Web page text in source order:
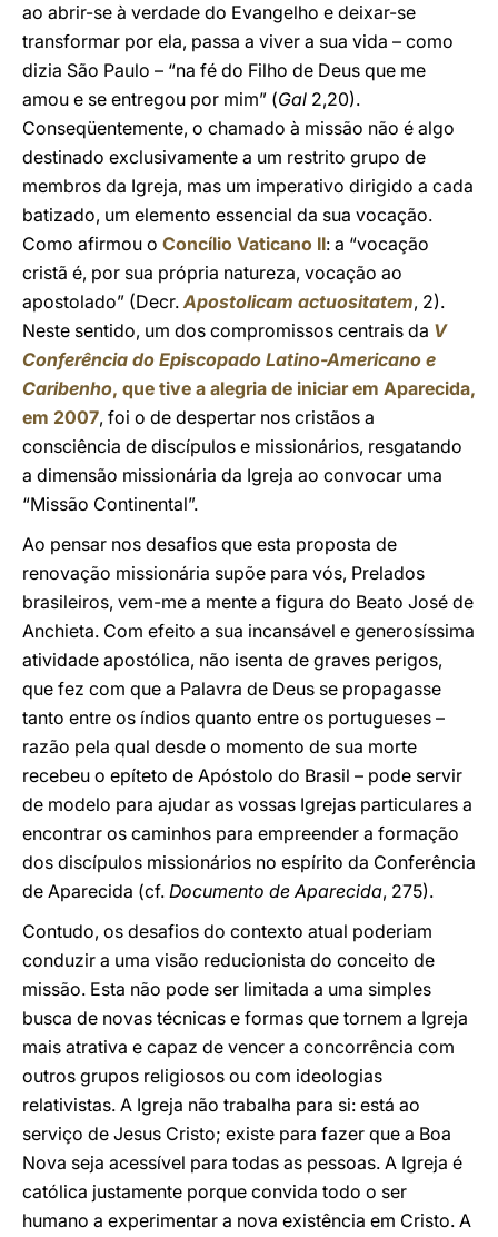
ao abrir-se à verdade do Evangelho e deixar-se
transformar por ela, passa a viver a sua vida – como
dizia São Paulo – “na fé do Filho de Deus que me
amou e se entregou por mim” (Gal 2,20).
Conseqüentemente, o chamado à missão não é algo
destinado exclusivamente a um restrito grupo de
membros da Igreja, mas um imperativo dirigido a cada
batizado, um elemento essencial da sua vocação.
Como afirmou o Concílio Vaticano II: a “vocação
cristã é, por sua própria natureza, vocação ao
apostolado” (Decr.Apostolicam actuositatem, 2).
Neste sentido, um dos compromissos centrais da V
Conferência do Episcopado Latino-Americano e
Caribenho, que tive a alegria de iniciar em Aparecida,
em 2007, foi o de despertar nos cristãos a
consciência de discípulos e missionários, resgatando
a dimensão missionária da Igreja ao convocar uma
“Missão Continental”.
Ao pensar nos desafios que esta proposta de
renovação missionária supõe para vós, Prelados
brasileiros, vem-me a mente a figura do Beato José de
Anchieta. Com efeito a sua incansável e generosíssima
atividade apostólica, não isenta de graves perigos,
que fez com que a Palavra de Deus se propagasse
tanto entre os índios quanto entre os portugueses –
razão pela qual desde o momento de sua morte
recebeu o epíteto de Apóstolo do Brasil – pode servir
de modelo para ajudar as vossas Igrejas particulares a
encontrar os caminhos para empreender a formação
dos discípulos missionários no espírito da Conferência
de Aparecida (cf. Documento de Aparecida, 275).
Contudo, os desafios do contexto atual poderiam
conduzir a uma visão reducionista do conceito de
missão. Esta não pode ser limitada a uma simples
busca de novas técnicas e formas que tornem a Igreja
mais atrativa e capaz de vencer a concorrência com
outros grupos religiosos ou com ideologias
relativistas. A Igreja não trabalha para si: está ao
serviço de Jesus Cristo; existe para fazer que a Boa
Nova seja acessível para todas as pessoas. A Igreja é
católica justamente porque convida todo o ser
humano a experimentar a nova existência em Cristo. A